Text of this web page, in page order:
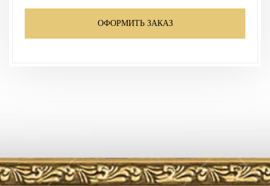
ОФОРМИТЬ ЗАКАЗ